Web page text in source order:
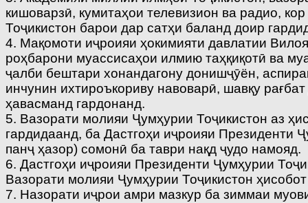
кишоварзӣ, кумитаҳои телевизион ва радио,
Тоҷикистон барои дар сатҳи баланд доир
4. Мақомоти иҷроияи ҳокимияти давлатии
роҳбарони муассисаҳои илмию таҳқиқотӣ ва
ҷалби бештари хонандагону донишҷӯён,
инчунин ихтироъкориву навоварӣ, шавқу
ҳавасманд гардонанд.
5. Вазорати молияи Ҷумҳурии Тоҷикистон аз
гардидаанд, ба Дастгоҳи иҷроияи Президенти
панҷ ҳазор) сомонӣ ба таври нақд ҷудо намояд.
6. Дастгоҳи иҷроияи Президенти Ҷумҳурии
Вазорати молияи Ҷумҳурии Тоҷикистон
7. Назорати иҷрои амри мазкур ба зиммаи